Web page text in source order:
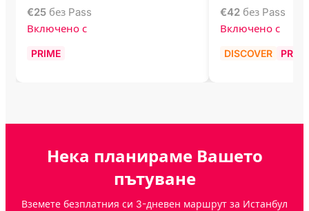
€25 без Pass
Включено с
PRIME
€42 без Pass
Включено с
DISCOVER
Нека планираме Вашето
пътуване
Вземете безплатния си 3-дневен маршрут за Истанбул